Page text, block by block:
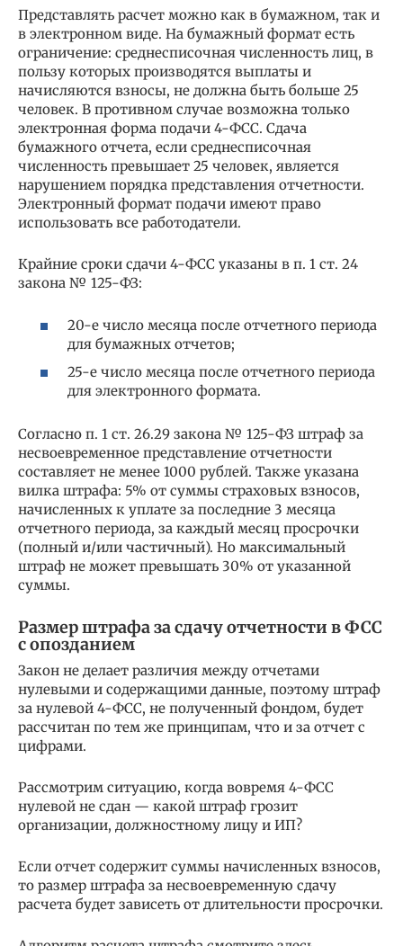
Представлять расчет можно как в бумажном, так и
в электронном виде. На бумажный формат есть
ограничение: среднесписочная численность лиц, в
пользу которых производятся выплаты и
начисляются взносы, не должна быть больше 25
человек. В противном случае возможна только
электронная форма подачи 4-ФСС. Сдача
бумажного отчета, если среднесписочная
численность превышает 25 человек, является
нарушением порядка представления отчетности.
Электронный формат подачи имеют право
использовать все работодатели.
Крайние сроки сдачи 4-ФСС указаны в п. 1 ст. 24
закона № 125-ФЗ:
20-е число месяца после отчетного периода
для бумажных отчетов;
25-е число месяца после отчетного периода
для электронного формата.
Согласно п. 1 ст. 26.29 закона № 125-ФЗ штраф за
несвоевременное представление отчетности
составляет не менее 1000 рублей. Также указана
вилка штрафа: 5% от суммы страховых взносов,
начисленных к уплате за последние 3 месяца
отчетного периода, за каждый месяц просрочки
(полный и/или частичный). Но максимальный
штраф не может превышать 30% от указанной
суммы.
Размер штрафа за сдачу отчетности в ФСС
с опозданием
Закон не делает различия между отчетами
нулевыми и содержащими данные, поэтому штраф
за нулевой 4-ФСС, не полученный фондом, будет
рассчитан по тем же принципам, что и за отчет с
цифрами.
Рассмотрим ситуацию, когда вовремя 4-ФСС
нулевой не сдан — какой штраф грозит
организации, должностному лицу и ИП?
Если отчет содержит суммы начисленных взносов,
то размер штрафа за несвоевременную сдачу
расчета будет зависеть от длительности просрочки.